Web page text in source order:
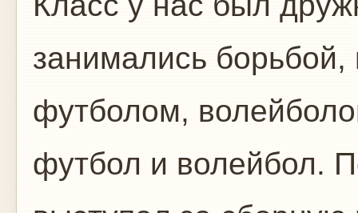
занимались борьбой,
футболом,
футбол и волейбол.